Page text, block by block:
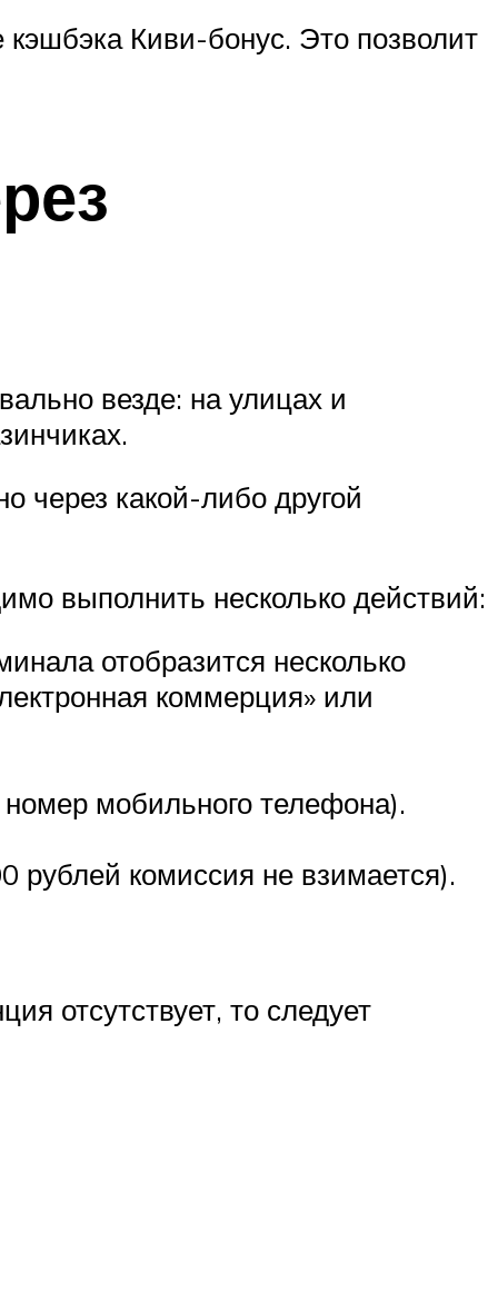
Киви-бонус. Это позволит
везде: на улицах и
какой-либо другой
выполнить несколько действий:
отобразится несколько
коммерция» или
мобильного телефона).
рублей комиссия не взимается).
отсутствует, то следует